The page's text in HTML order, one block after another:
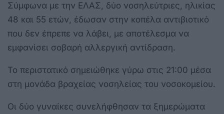
Σύμφωνα με την ΕΛΑΣ, δύο νοσηλεύτριες, ηλικίας
48 και 55 ετών, έδωσαν στην κοπέλα αντιβιοτικό
που δεν έπρεπε να λάβει, με αποτέλεσμα να
εμφανίσει σοβαρή αλλεργική αντίδραση.
Το περιστατικό σημειώθηκε γύρω στις 21:00 μέσα
στη μονάδα βραχείας νοσηλείας του νοσοκομείου.
Οι δύο γυναίκες συνελήφθησαν τα ξημερώματα